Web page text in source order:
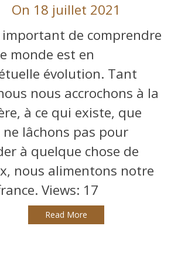
On 18 juillet 2021
important de comprendre
monde est en
évolution. Tant
nous accrochons à la
à ce qui existe, que
ne lâchons pas pour
à quelque chose de
nous alimentons notre
Views: 17
Read More